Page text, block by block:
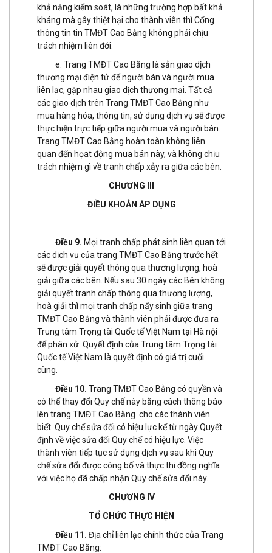
khả năng kiểm soát, là những trường hợp bất khả
kháng mà gây thiệt hại cho thành viên thì Cổng
thông tin tin TMĐT Cao Bằng không phải chịu
trách nhiệm liên đới.
e. Trang TMĐT Cao Bằng là sản giao dịch
thương mại điện tử để người bán và người mua
liên lạc, gặp nhau giao dịch thương mại. Tất cả
các giao dịch trên Trang TMĐT Cao Bằng như
mua hàng hóa, thông tin, sử dụng dịch vụ sẽ được
thực hiện trực tiếp giữa người mua và người bán.
Trang TMĐT Cao Bằng hoàn toàn không liên
quan đến họat động mua bán này, và không chịu
trách nhiệm gì về tranh chấp xảy ra giữa các bên.
CHƯƠNG III
ĐIỀU KHOẢN ÁP DỤNG
Điều 9. Mọi tranh chấp phát sinh liên quan tới
các dịch vụ của trang TMĐT Cao Bằng trước hết
sẽ được giải quyết thông qua thương lượng, hoà
giải giữa các bên. Nếu sau 30 ngày các Bên không
giải quyết tranh chấp thông qua thương lượng,
hoà giải thì mọi tranh chấp nẩy sinh giữa trang
TMĐT Cao Bằng và thành viên phải được đưa ra
Trung tâm Trọng tài Quốc tế Việt Nam tại Hà nội
để phân xử. Quyết định của Trung tâm Trọng tài
Quốc tế Việt Nam là quyết định có giá trị cuối
cùng.
Điều 10. Trang TMĐT Cao Bằng có quyền và
có thể thay đổi Quy chế này bằng cách thông báo
lên trang TMĐT Cao Bằng cho các thành viên
biết. Quy chế sửa đổi có hiệu lực kể từ ngày Quyết
định về việc sửa đổi Quy chế có hiệu lực. Việc
thành viên tiếp tục sử dụng dịch vụ sau khi Quy
chế sửa đổi được công bố và thực thi đồng nghĩa
với việc họ đã chấp nhận Quy chế sửa đổi này.
CHƯƠNG IV
TỔ CHỨC THỰC HIỆN
Điều 11. Địa chỉ liên lạc chính thức của Trang
TMĐT Cao Bằng: